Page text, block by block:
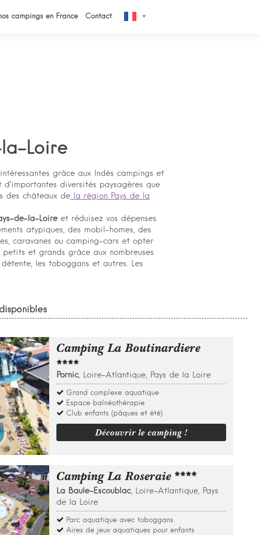
campings en France Contact
Loire
grâce aux Indés campings et
diversités paysagères que
des châteaux de la région Pays de la
de-la-Loireet réduisez vos dépenses.
atypiques, des mobil-homes, des
caravanes ou camping-cars et opter
et grands grâce aux nombreuses
les toboggans et autres. Les
Camping La Boutinardiere
Pornic, Loire-Atlantique, Pays de la Loire
Grand complexe aquatique
Espace balnéothérapie
Club enfants (pâques et été)
Découvrir le camping !
Camping La Roseraie
La Baule-Escoublac, Loire-Atlantique, Pays
de la Loire
Parc aquatique avec toboggans
Aires de jeux aquatiques pour enfants